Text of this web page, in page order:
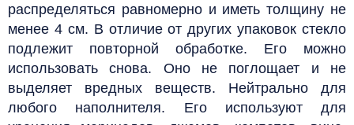
распределяться равномерно и иметь толщину не
менее 4 см. В отличие от других упаковок стекло
подлежит повторной обработке. Его можно
использовать снова. Оно не поглощает и не
выделяет вредных веществ. Нейтрально для
любого наполнителя. Его используют для